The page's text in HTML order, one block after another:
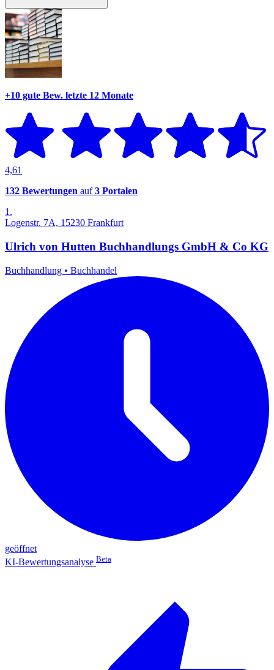
+10 gute Bew. letzte 12 Monate
4,61
132 Bewertungen auf3 Portalen
1.
Logenstr. 7A, 15230 Frankfurt
Ulrich von Hutten Buchhandlungs GmbH & Co KG
Buchhandlung • Buchhandel
geöffnet
KI-Bewertungsanalyse Beta